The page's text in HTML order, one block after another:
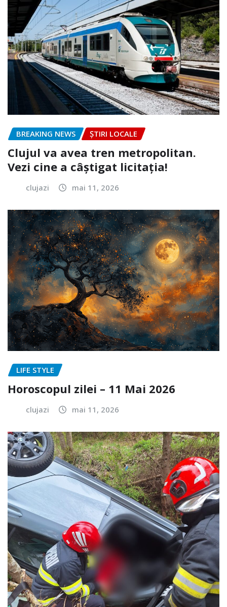
BREAKING NEWS ȘTIRI LOCALE
Clujul va avea tren metropolitan.
Vezi cine a câștigat licitația!
clujazi mai 11, 2026
LIFE STYLE
Horoscopul zilei – 11 Mai 2026
clujazi mai 11, 2026